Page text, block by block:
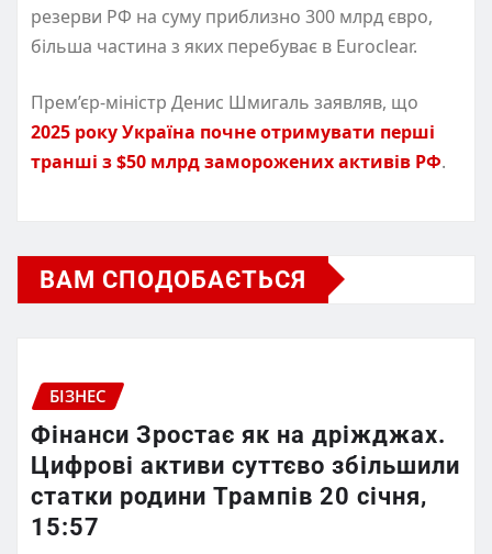
резерви РФ на суму приблизно 300 млрд євро,
більша частина з яких перебуває в Euroclear.
Прем’єр-міністр Денис Шмигаль заявляв, що
2025 року Україна почне отримувати перші
транші з $50 млрд заморожених активів РФ.
ВАМ СПОДОБАЄТЬСЯ
БІЗНЕС
Фінанси Зростає як на дріжджах.
Цифрові активи суттєво збільшили
статки родини Трампів 20 січня,
15:57